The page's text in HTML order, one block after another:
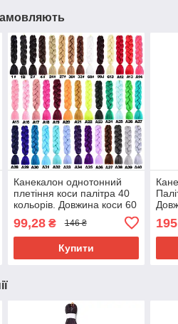
Канекалон однотонний
плетіння коси палітра 40
кольорів. Довжина коси 60
99,28₴ 146 ₴
Купити
195